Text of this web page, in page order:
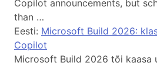
Copilot announcements, but
than …
Eesti: Microsoft Build 2026:
Copilot
Microsoft Build 2026 tõi kaasa